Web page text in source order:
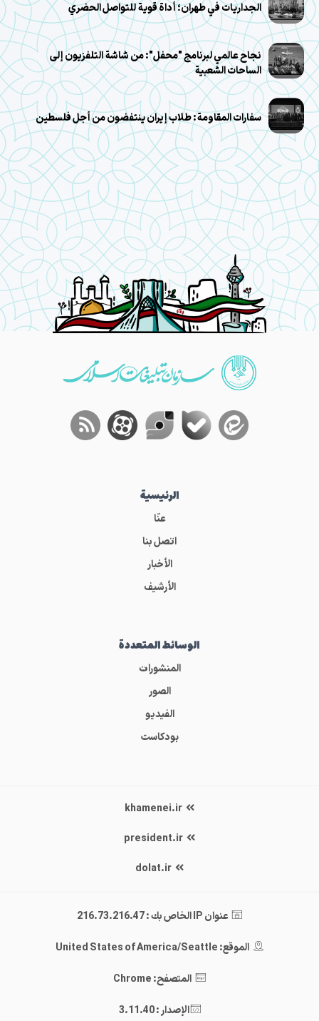
الجداريات في طهران؛ أداة قوية للتواصل الحضري
نجاح عالمي لبرنامج "محفل": من شاشة التلفزيون إلى
الساحات الشعبية
سفارات المقاومة: طلاب إيران ينتفضون من أجل فلسطين
الرئيسية
عنّا
اتصل بنا
الأخبار
الأرشيف
الوسائط المتعددة
المنشورات
الصور
الفيديو
بودكاست
khamenei.ir
president.ir
dolat.ir
عنوان IP الخاص بك : 216.73.216.47
الموقع: United States of America/Seattle
المتصفح: Chrome
الإصدار : 3.11.40